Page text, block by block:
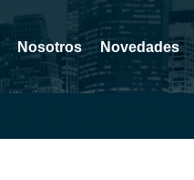
Nosotros Novedades